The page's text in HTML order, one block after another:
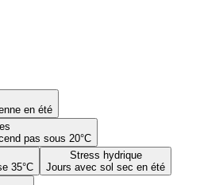
en été
pas sous 20°C
35°C
Stress hydrique
Jours avec sol sec en été